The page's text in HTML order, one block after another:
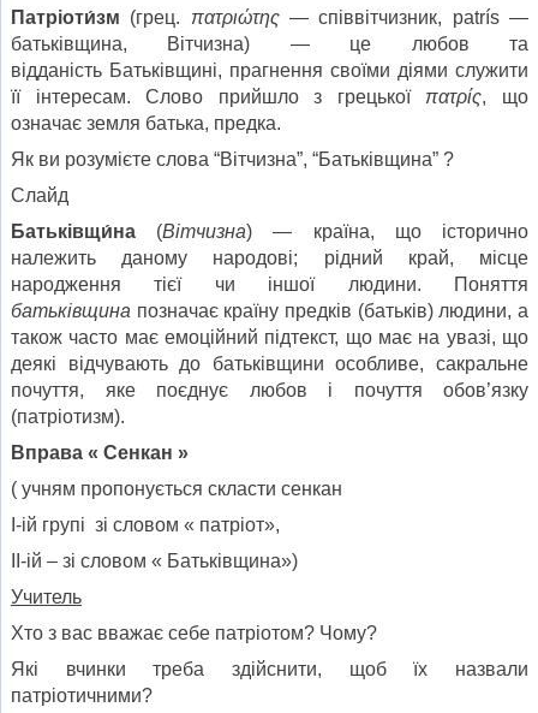
Патріоти́зм (грец. πατριώτης— співвітчизник, patrís —
батьківщина, Вітчизна) — це любов та
відданість Батьківщині, прагнення своїми діями служити
її інтересам. Слово прийшло з грецької πατρίς, що
означає земля батька, предка.
Як ви розумієте слова “Вітчизна”, “Батьківщина” ?
Слайд
Батьківщи́на (Вітчизна) — країна, що історично
належить даному народові; рідний край, місце
народження тієї чи іншої людини. Поняття
батьківщина позначає країну предків (батьків) людини, а
також часто має емоційний підтекст, що має на увазі, що
деякі відчувають до батьківщини особливе, сакральне
почуття, яке поєднує любов і почуття обов’язку
(патріотизм).
Вправа « Сенкан »
( учням пропонується скласти сенкан
І-ій групі зі словом « патріот»,
ІІ-ій – зі словом « Батьківщина»)
Учитель
Хто з вас вважає себе патріотом? Чому?
Які вчинки треба здійснити, щоб їх назвали
патріотичними?